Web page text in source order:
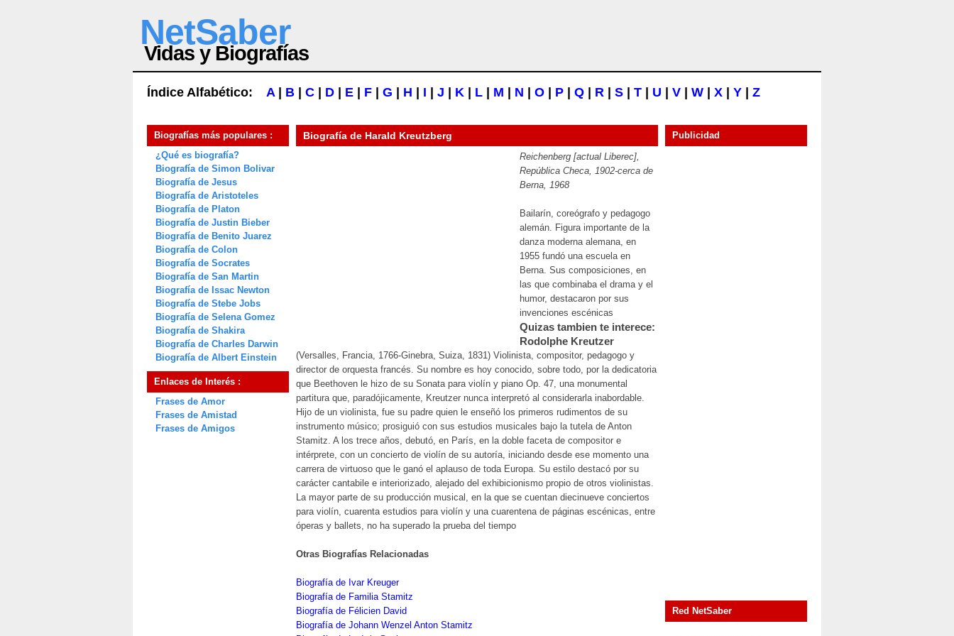
NetSaber
Vidas y Biografías
Índice Alfabético: A| B C D E F G H I J K L M N O P Q R S T U V W X Y Z
Biografías más populares :
¿Qué es biografía?
Biografía de Simon Bolivar
Biografía de Jesus
Biografía de Aristoteles
Biografía de Platon
Biografía de Justin Bieber
Biografía de Benito Juarez
Biografía de Colon
Biografía de Socrates
Biografía de San Martin
Biografía de Issac Newton
Biografía de Stebe Jobs
Biografía de Selena Gomez
Biografía de Shakira
Biografía de Charles Darwin
Biografía de Albert Einstein
Enlaces de Interés :
Frases de Amor
Frases de Amistad
Frases de Amigos
Biografía de Harald Kreutzberg
Reichenberg [actual Liberec],
República Checa, 1902-cerca de
Berna, 1968
Bailarín, coreógrafo y pedagogo
alemán. Figura importante de la
danza moderna alemana, en
1955 fundó una escuela en
Berna. Sus composiciones, en
las que combinaba el drama y el
humor, destacaron por sus
invenciones escénicas
Quizas tambien te interece:
Rodolphe Kreutzer
(Versalles, Francia, 1766-Ginebra, Suiza, 1831) Violinista, compositor, pedagogo y
director de orquesta francés. Su nombre es hoy conocido, sobre todo, por la dedicatoria
que Beethoven le hizo de su Sonata para violín y piano Op. 47, una monumental
partitura que, paradójicamente, Kreutzer nunca interpretó al considerarla inabordable.
Hijo de un violinista, fue su padre quien le enseñó los primeros rudimentos de su
instrumento músico; prosiguió con sus estudios musicales bajo la tutela de Anton
Stamitz. A los trece años, debutó, en París, en la doble faceta de compositor e
intérprete, con un concierto de violín de su autoría, iniciando desde ese momento una
carrera de virtuoso que le ganó el aplauso de toda Europa. Su estilo destacó por su
carácter cantabile e interiorizado, alejado del exhibicionismo propio de otros violinistas.
La mayor parte de su producción musical, en la que se cuentan diecinueve conciertos
para violín, cuarenta estudios para violín y una cuarentena de páginas escénicas, entre
óperas y ballets, no ha superado la prueba del tiempo
Otras Biografías Relacionadas
Biografía de Ivar Kreuger
Biografía de Familia Stamitz
Biografía de Félicien David
Biografía de Johann Wenzel Anton Stamitz
Publicidad
Red NetSaber